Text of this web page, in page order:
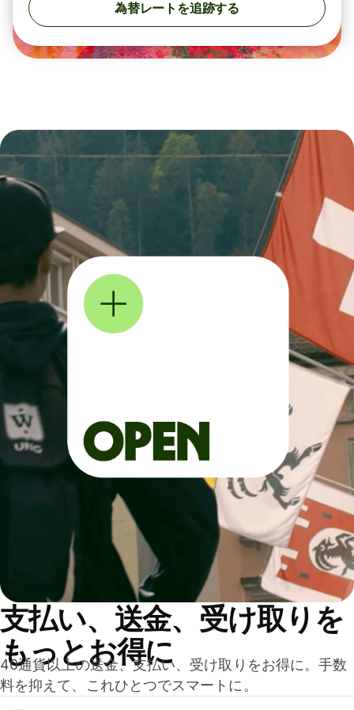
為替レートを追跡する
支払い、送金、受け取りを
もっとお得に
40通貨以上の送金、支払い、受け取りをお得に。手数
料を抑えて、これひとつでスマートに。